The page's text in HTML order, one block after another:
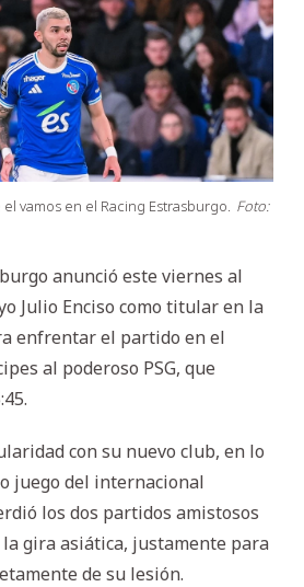
vamos en el Racing Estrasburgo. Foto:
anunció este viernes al
Julio Enciso como titular en la
enfrentar el partido en el
al poderoso PSG, que
con su nuevo club, en lo
juego del internacional
los dos partidos amistosos
la gira asiática, justamente para
de su lesión.